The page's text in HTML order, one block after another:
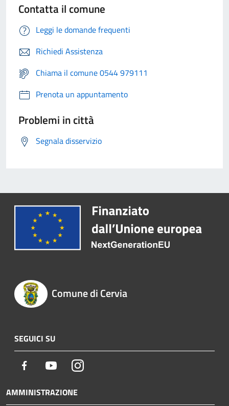
Contatta il comune
Leggi le domande frequenti
Richiedi Assistenza
Chiama il comune 0544 979111
Prenota un appuntamento
Problemi in città
Segnala disservizio
Comune di Cervia
SEGUICI SU
Facebook YoutubeInstagram
AMMINISTRAZIONE